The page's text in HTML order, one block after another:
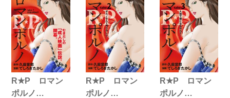
R★P ロマン
ポルノ…
R★P ロマン
ポルノ…
R★P ロマン
ポルノ…